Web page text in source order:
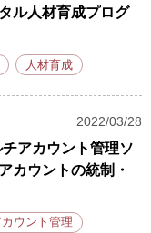
ル人材育成プログ
人材育成
2022/03/28
アカウント管理ソ
カウントの統制・
カウント管理